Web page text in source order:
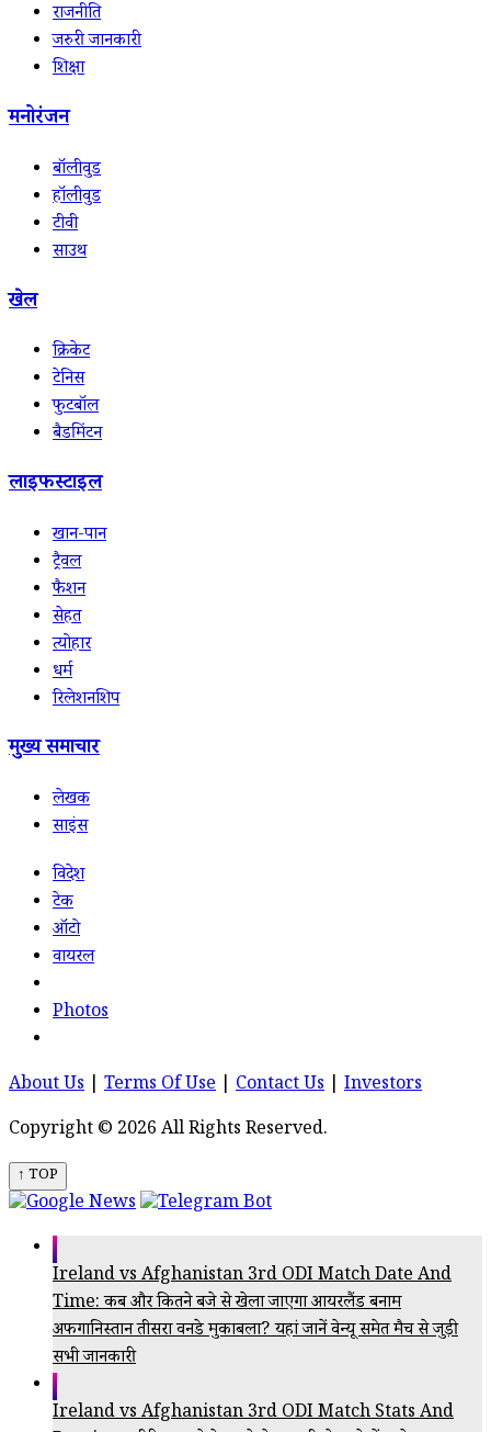
राजनीति
जरुरी जानकारी
शिक्षा
मनोरंजन
बॉलीवुड
हॉलीवुड
टीवी
साउथ
खेल
क्रिकेट
टेनिस
फुटबॉल
बैडमिंटन
लाइफस्टाइल
खान-पान
ट्रैवल
फैशन
सेहत
त्योहार
धर्म
रिलेशनशिप
मुख्य समाचार
लेखक
साइंस
विदेश
टेक
ऑटो
वायरल
Photos
About Us Terms Of Use Contact Us
Investors
Copyright © 2026 All Rights Reserved.
↑ TOP
Ireland vs Afghanistan 3rd ODI Match Date And
Time: कब और कितने बजे से खेला जाएगा आयरलैंड बनाम
अफगानिस्तान तीसरा वनडे मुकाबला? यहां जानें वेन्यू समेत मैच से जुड़ी
सभी जानकारी
Ireland vs Afghanistan 3rd ODI Match Stats And